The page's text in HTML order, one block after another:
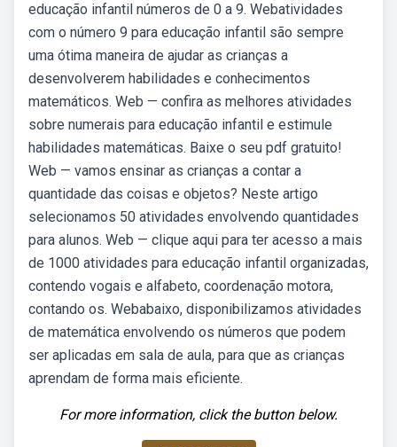
educação infantil números de 0 a 9. Webatividades
com o número 9 para educação infantil são sempre
uma ótima maneira de ajudar as crianças a
desenvolverem habilidades e conhecimentos
matemáticos. Web — confira as melhores atividades
sobre numerais para educação infantil e estimule
habilidades matemáticas. Baixe o seu pdf gratuito!
Web — vamos ensinar as crianças a contar a
quantidade das coisas e objetos? Neste artigo
selecionamos 50 atividades envolvendo quantidades
para alunos. Web — clique aqui para ter acesso a mais
de 1000 atividades para educação infantil organizadas,
contendo vogais e alfabeto, coordenação motora,
contando os. Webabaixo, disponibilizamos atividades
de matemática envolvendo os números que podem
ser aplicadas em sala de aula, para que as crianças
aprendam de forma mais eficiente.
For more information, click the button below.